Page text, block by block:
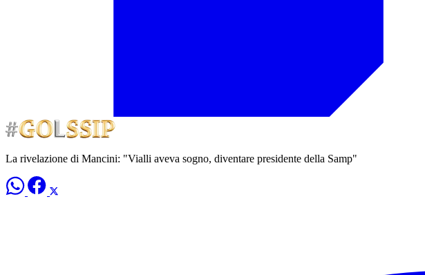
La rivelazione di Mancini: "Vialli aveva sogno, diventare presidente della Samp"